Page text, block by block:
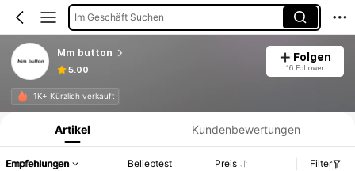
Im Geschäft Suchen
Mm button
5.00
Folgen
16 Follower
1K+ Kürzlich verkauft
Produktinformation: Preisangabe, Verkaufs- und Lagerbestandsdetails.
Artikel Kundenbewertungen
Empfehlungen Beliebtest Preis Filter